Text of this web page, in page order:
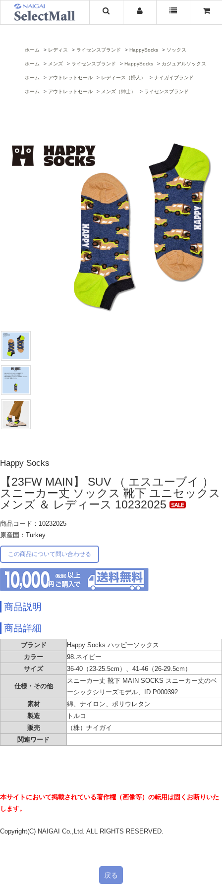
ホーム レディス ライセンスブランド HappySocks ソックス
ホーム メンズ ライセンスブランド HappySocks カジュアルソックス
ホーム アウトレットセール レディース（婦人） ナイガイブランド
ホーム アウトレットセール メンズ（紳士） ライセンスブランド
Happy Socks
【23FW MAIN】 SUV （ エスユーブイ ）
スニーカー丈 ソックス 靴下 ユニセックス
メンズ ＆ レディース 10232025
商品コード：10232025
原産国：Turkey
この商品について問い合わせる
商品説明
商品詳細
ブランド
Happy Socks ハッピーソックス
カラー
98.ネイビー
サイズ
36-40（23-25.5cm）、41-46（26-29.5cm）
仕様・その他
スニーカー丈 靴下 MAIN SOCKS スニーカー丈のベ
ーシックシリーズモデル、ID:P000392
素材
綿、ナイロン、ポリウレタン
製造
トルコ
販売
（株）ナイガイ
関連ワード
本サイトにおいて掲載されている著作権（画像等）の転用は固くお断りいた
します。
Copyright(C) NAIGAI Co.,Ltd. ALL RIGHTS RESERVED.
戻る